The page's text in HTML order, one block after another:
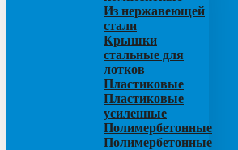
Из нержавеющей
стали
Крышки
стальные для
лотков
Пластиковые
Пластиковые
усиленные
Полимербетонные
Полимербетонные